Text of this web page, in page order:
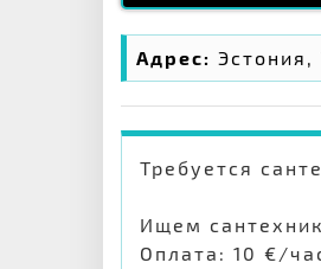
Адрес: Эстония,
Требуется
Ищем
Оплата: 10 €/